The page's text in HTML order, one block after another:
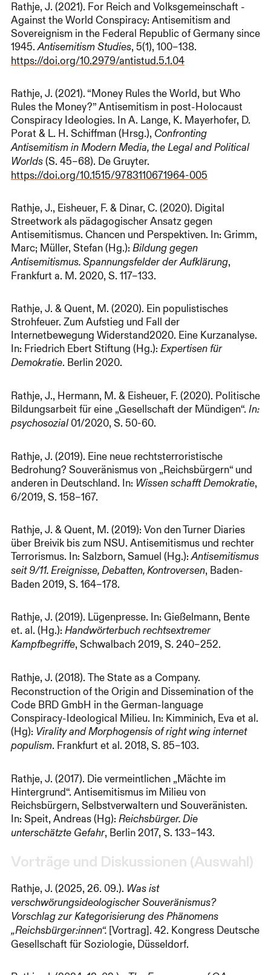
Rathje, J. (2021). For Reich and Volksgemeinschaft -
Against the World Conspiracy: Antisemitism and
Sovereignism in the Federal Republic of Germany since
1945.Antisemitism Studies, 5(1), 100–138.
https://doi.org/10.2979/antistud.5.1.04
Rathje, J. (2021). “Money Rules the World, but Who
Rules the Money?” Antisemitism in post-Holocaust
Conspiracy Ideologies. In A. Lange, K. Mayerhofer, D.
Porat & L. H. Schiffman (Hrsg.), Confronting
Antisemitism in Modern Media, the Legal and Political
Worlds (S. 45–68). De Gruyter.
https://doi.org/10.1515/9783110671964-005
Rathje, J., Eisheuer, F. & Dinar, C. (2020). Digital
Streetwork als pädagogischer Ansatz gegen
Antisemitismus. Chancen und Perspektiven. In: Grimm,
Marc; Müller, Stefan (Hg.): Bildung gegen
Antisemitismus. Spannungsfelder der Aufklärung,
Frankfurt a. M. 2020, S. 117–133.
Rathje, J. & Quent, M. (2020). Ein populistisches
Strohfeuer. Zum Aufstieg und Fall der
Internetbewegung Widerstand2020. Eine Kurzanalyse.
In: Friedrich Ebert Stiftung (Hg.): Expertisen für
Demokratie. Berlin 2020.
Rathje, J., Hermann, M. & Eisheuer, F. (2020). Politische
Bildungsarbeit für eine „Gesellschaft der Mündigen“. In:
psychosozial01/2020, S. 50-60.
Rathje, J. (2019). Eine neue rechtsterroristische
Bedrohung? Souveränismus von „Reichsbürgern“ und
anderen in Deutschland. In: Wissen schafft Demokratie,
6/2019, S. 158–167.
Rathje, J. & Quent, M. (2019): Von den Turner Diaries
über Breivik bis zum NSU. Antisemitismus und rechter
Terrorismus. In: Salzborn, Samuel (Hg.):Antisemitismus
seit 9/11. Ereignisse, Debatten, Kontroversen, Baden-
Baden 2019, S. 164–178.
Rathje, J. (2019). Lügenpresse. In: Gießelmann, Bente
et. al. (Hg.): Handwörterbuch rechtsextremer
Kampfbegriffe, Schwalbach 2019, S. 240–252.
Rathje, J. (2018). The State as a Company.
Reconstruction of the Origin and Dissemination of the
Code BRD GmbH in the German-language
Conspiracy-Ideological Milieu. In: Kimminich, Eva et al.
(Hg): Virality and Morphogensis of right wing internet
populism. Frankfurt et al. 2018, S. 85–103.
Rathje, J. (2017). Die vermeintlichen „Mächte im
Hintergrund“. Antisemitismus im Milieu von
Reichsbürgern, Selbstverwaltern und Souveränisten.
In: Speit, Andreas (Hg): Reichsbürger. Die
unterschätzte Gefahr, Berlin 2017, S. 133–143.
Vorträge und Diskussionen (Auswahl)
Rathje, J. (2025, 26. 09.). Was ist
verschwörungsideologischer Souveränismus?
Vorschlag zur Kategorisierung des Phänomens
„Reichsbürger:innen“. [Vortrag]. 42. Kongress Deutsche
Gesellschaft für Soziologie, Düsseldorf.